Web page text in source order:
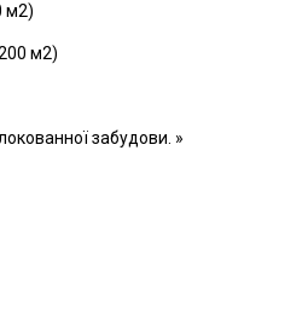
м2)
м2)
забудови. »